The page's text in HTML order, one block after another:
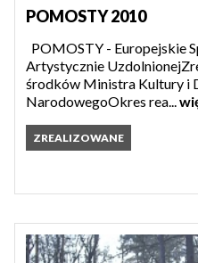
POMOSTY 2010
POMOSTY - Europejskie
Artystycznie
środków Ministra Kultury i
NarodowegoOkres rea...
ZREALIZOWANE